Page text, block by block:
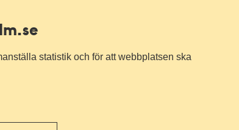
statistik och för att webbplatsen ska